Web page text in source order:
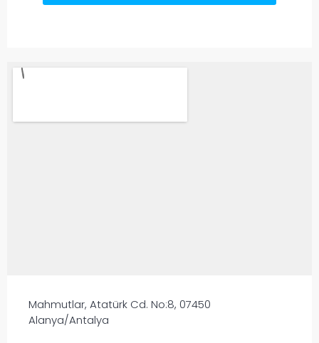
Mahmutlar, Atatürk Cd. No:8, 07450
Alanya/Antalya